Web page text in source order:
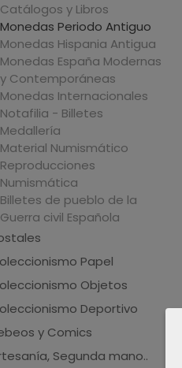
Catálogos y Libros
Monedas Periodo Antiguo
Monedas Hispania Antigua
Monedas España Modernas
y Contemporáneas
Monedas Internacionales
Notafilia - Billetes
Medallería
Material Numismático
Reproducciones
Numismática
Billetes de pueblo de la
Guerra civil Española
Papel
Objetos
Deportivo
y Comics
Segunda mano..